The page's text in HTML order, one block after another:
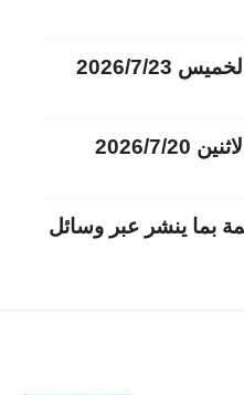
2026/7/23
7/20
بما ينشر عبر وسائل